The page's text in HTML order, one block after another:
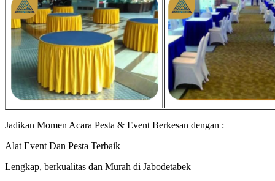
Jadikan Momen Acara Pesta & Event Berkesan dengan :
Alat Event Dan Pesta Terbaik
Lengkap, berkualitas dan Murah di Jabodetabek